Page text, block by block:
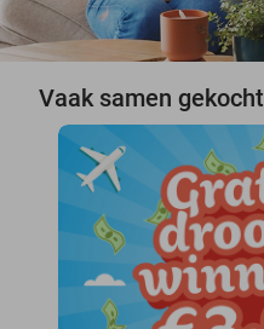
Vaak samen gekocht